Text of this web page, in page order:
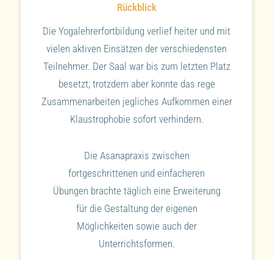
Rückblick
Die Yogalehrerfortbildung verlief heiter und mit
vielen aktiven Einsätzen der verschiedensten
Teilnehmer. Der Saal war bis zum letzten Platz
besetzt; trotzdem aber konnte das rege
Zusammenarbeiten jegliches Aufkommen einer
Klaustrophobie sofort verhindern.
Die Asanapraxis zwischen
fortgeschrittenen und einfacheren
Übungen brachte täglich eine Erweiterung
für die Gestaltung der eigenen
Möglichkeiten sowie auch der
Unterrichtsformen.